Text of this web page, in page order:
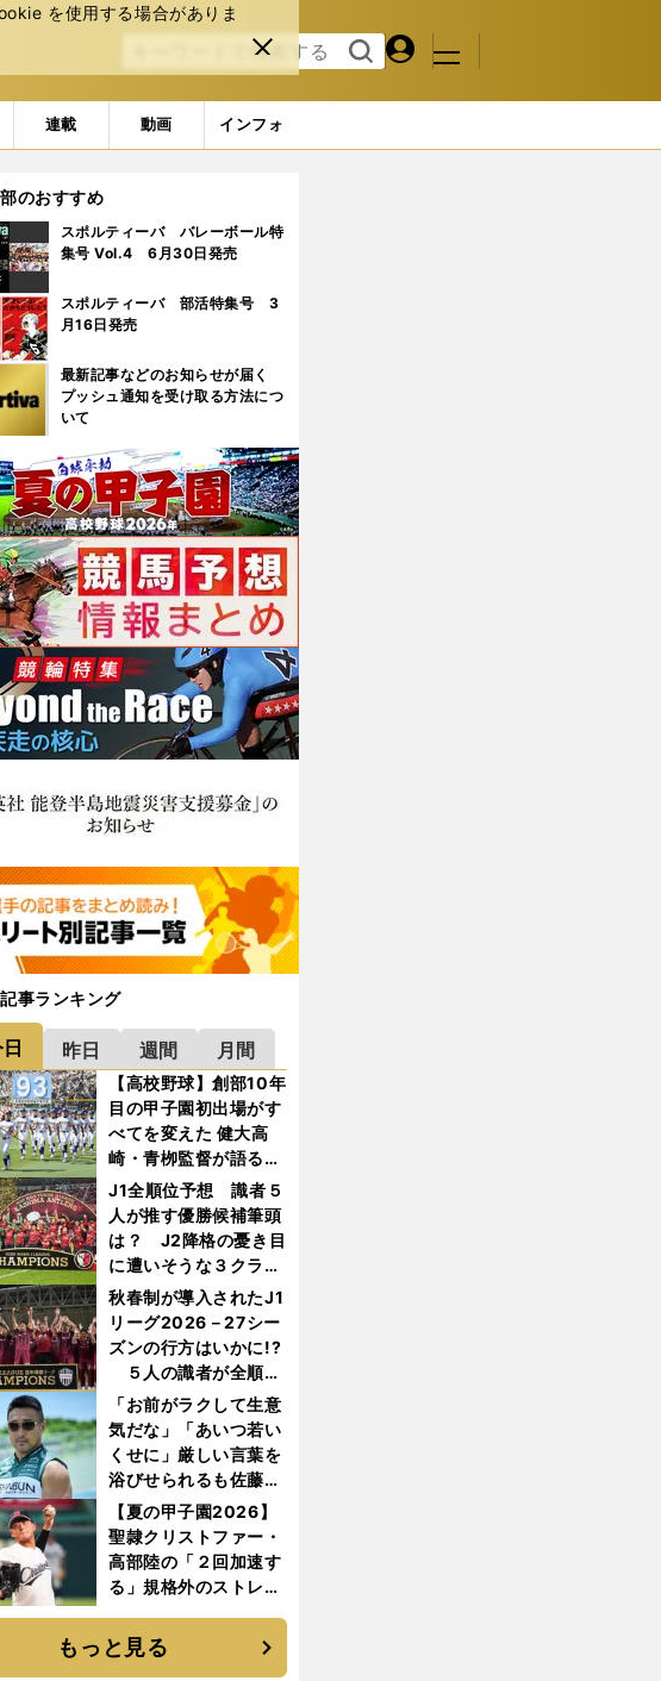
を使⽤する場合がありま
閉じ
る
検索
る
マイペ
ジ
メニュ
連載 動画 インフォ
笑顔で世代交代を受け入れた
のおすすめ
スポルティーバ バレーボール特
集号 Vol.4 6月30日発売
スポルティーバ 部活特集号 3
月16日発売
最新記事などのお知らせが届く
プッシュ通知を受け取る方法につ
いて
事ランキング
昨日 週間 月間
【高校野球】創部10年
目の甲子園初出場がす
べてを変えた 健大高
崎・青栁監督が語る
「機動破壊」はこうし
て生まれた
J1全順位予想 識者５
人が推す優勝候補筆頭
は？ J2降格の憂き目
に遭いそうな３クラブ
とは？
秋春制が導入されたJ1
リーグ2026－27シー
ズンの行方はいかに!?
５人の識者が全順位
を大胆予想
「お前がラクして生意
気だな」「あいつ若い
くせに」厳しい言葉を
浴びせられるも佐藤慎
太郎が貫いた誇りとフ
ァンへの思い
【夏の甲子園2026】
聖隷クリストファー・
高部陸の「２回加速す
る」規格外のストレー
く大学進学を選ぶ理由
もっと見る